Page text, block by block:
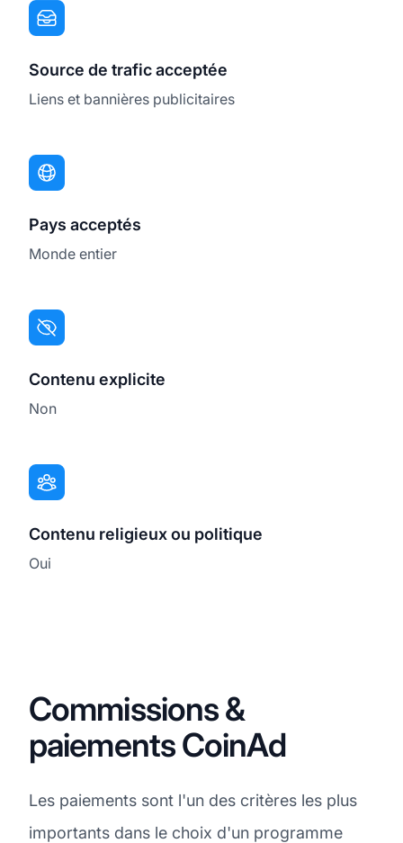
Source de trafic acceptée
Liens et bannières publicitaires
Pays acceptés
Monde entier
Contenu explicite
Non
Contenu religieux ou politique
Oui
Commissions &
paiements CoinAd
Les paiements sont l'un des critères les plus
importants dans le choix d'un programme